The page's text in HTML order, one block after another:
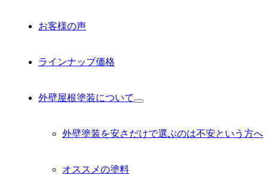
お客様の声
ラインナップ価格
外壁屋根塗装について
サ
ニ
外壁塗装を安さだけで選ぶのは不安という方へ
オススメの塗料